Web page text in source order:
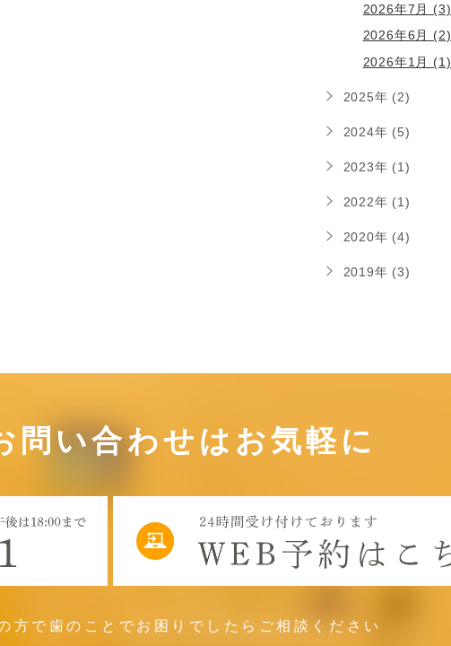
2026年7月 (3)
2026年6月 (2)
2026年1月 (1)
2025年 (2)
2024年 (5)
2023年 (1)
2022年 (1)
2020年 (4)
2019年 (3)
問い合わせは お気軽に
方で歯のことで お困りでしたらご相談ください